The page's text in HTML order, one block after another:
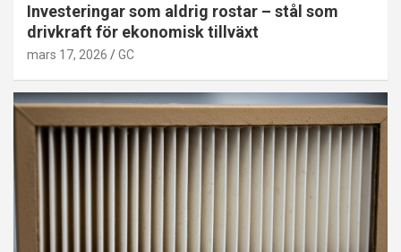
Investeringar som aldrig rostar – stål som
drivkraft för ekonomisk tillväxt
mars 17, 2026 GC